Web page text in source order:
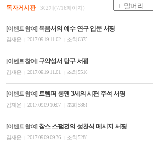
독자게시판 302개(7/16페이지)
[이벤트 참여] 복음서의 예수 연구 입문 서평
김재윤 2017.09.19 11:02 조회 6375
[이벤트 참여] 구약성서 탐구 서평
김재윤 2017.09.19 11:01 조회 5516
[이벤트 참여] 트렘퍼 롱맨 3세의 시편 주석 서평
김재윤 2017.09.09 10:07 조회 5861
[이벤트 참여] 찰스 스펄전의 성찬식 메시지 서평
김재윤 2017.09.09 09:36 조회 5288